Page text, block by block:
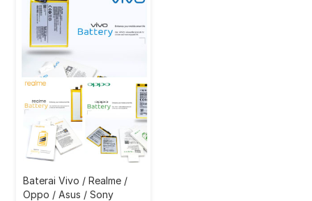
Baterai Vivo / Realme /
Oppo / Asus / Sony